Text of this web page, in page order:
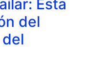
Esta
del